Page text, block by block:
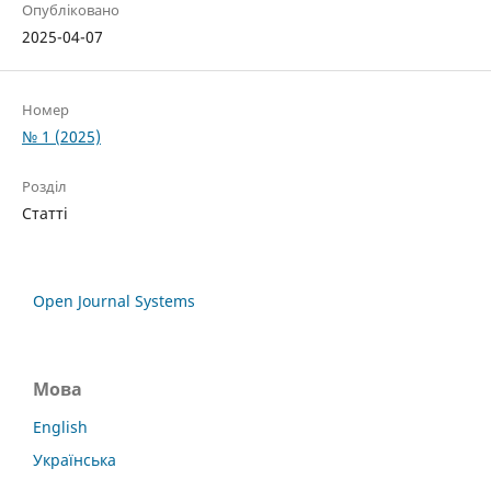
Опубліковано
2025-04-07
Номер
№ 1 (2025)
Розділ
Статті
Open Journal Systems
Мова
English
Українська